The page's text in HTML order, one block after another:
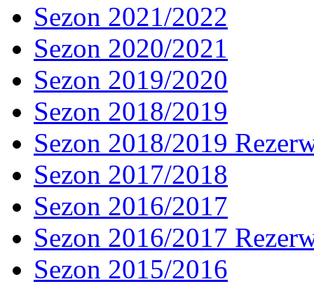
Sezon 2021/2022
Sezon 2020/2021
Sezon 2019/2020
Sezon 2018/2019
Sezon 2018/2019
Sezon 2017/2018
Sezon 2016/2017
Sezon 2016/2017
Sezon 2015/2016